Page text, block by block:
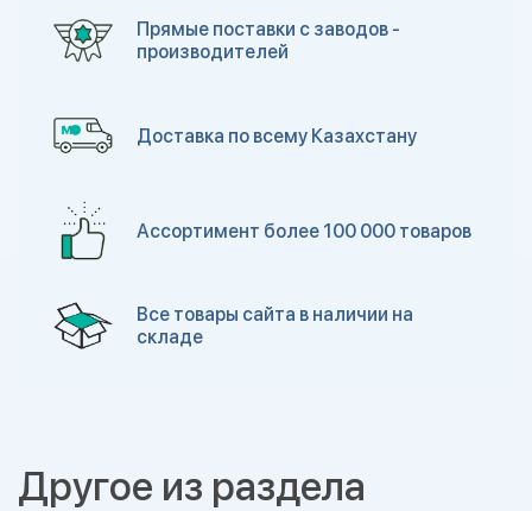
Прямые поставки с заводов -
производителей
Доставка по всему Казахстану
Ассортимент более 100 000 товаров
Все товары сайта в наличии на
складе
Другое из раздела